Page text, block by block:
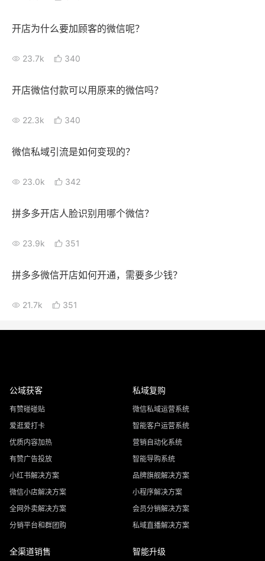
开店为什么要加顾客的微信呢？
23.7k 340
开店微信付款可以用原来的微信吗？
22.3k 340
微信私域引流是如何变现的？
23.0k 342
拼多多开店人脸识别用哪个微信？
23.9k 351
拼多多微信开店如何开通，需要多少钱？
21.7k 351
公域获客
有赞碰碰贴
爱逛爱打卡
优质内容加热
有赞广告投放
小红书解决方案
微信小店解决方案
全网外卖解决方案
分销平台和群团购
私域复购
微信私域运营系统
智能客户运营系统
营销自动化系统
智能导购系统
品牌旗舰解决方案
小程序解决方案
会员分销解决方案
私域直播解决方案
全渠道销售 智能升级